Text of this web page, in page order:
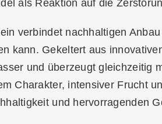
als Reaktion auf die
verbindet nachhaltigen
kann. Gekeltert aus
und überzeugt gleichzeitig
Charakter, intensiver Frucht
und hervorragenden